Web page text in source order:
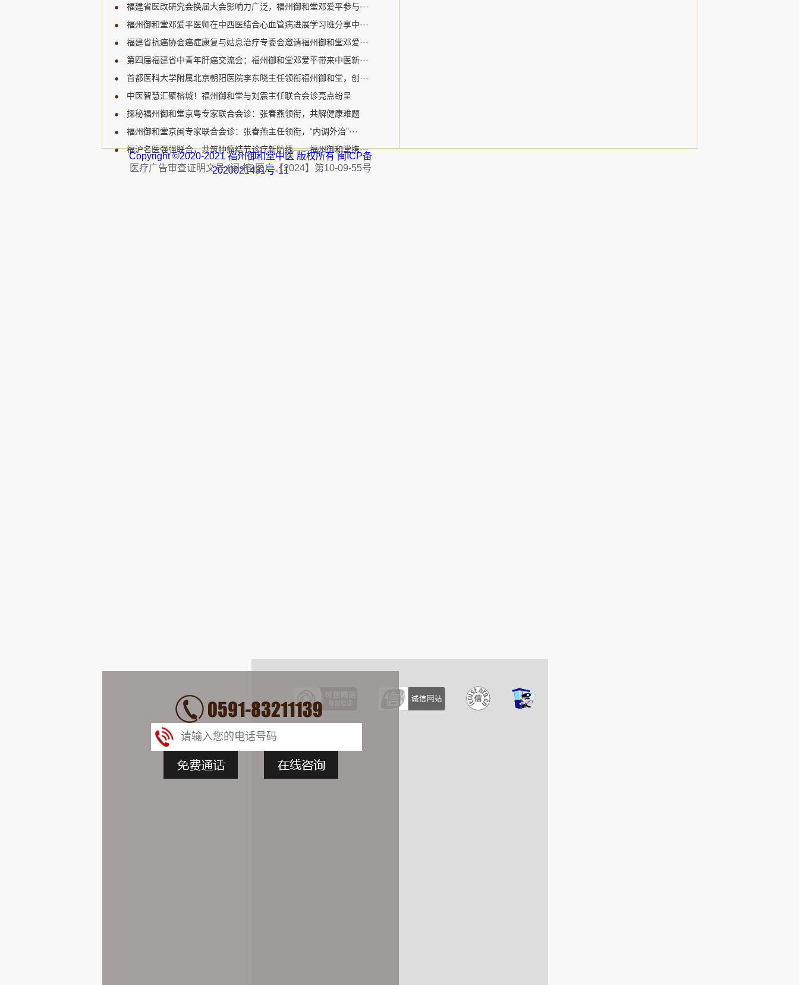
福建省医改研究会换届大会影响力广泛，福州御和堂邓爱平参与···
福州御和堂邓爱平医师在中西医结合心血管病进展学习班分享中···
福建省抗癌协会癌症康复与姑息治疗专委会邀请福州御和堂邓爱···
第四届福建省中青年肝癌交流会：福州御和堂邓爱平带来中医新···
首都医科大学附属北京朝阳医院李东晓主任领衔福州御和堂，创···
中医智慧汇聚榕城！福州御和堂与刘震主任联合会诊亮点纷呈
探秘福州御和堂京粤专家联合会诊：张春燕领衔，共解健康难题
福州御和堂京闽专家联合会诊：张春燕主任领衔，“内调外治”···
福沪名医强强联合，共筑肿瘤结节诊疗新防线——福州御和堂携···
Copyright ©2020-2021 福州御和堂中医 版权所有闽ICP备
2020021431号-11
医疗广告审查证明文号:(闽-榕)医广【2024】第10-09-55号